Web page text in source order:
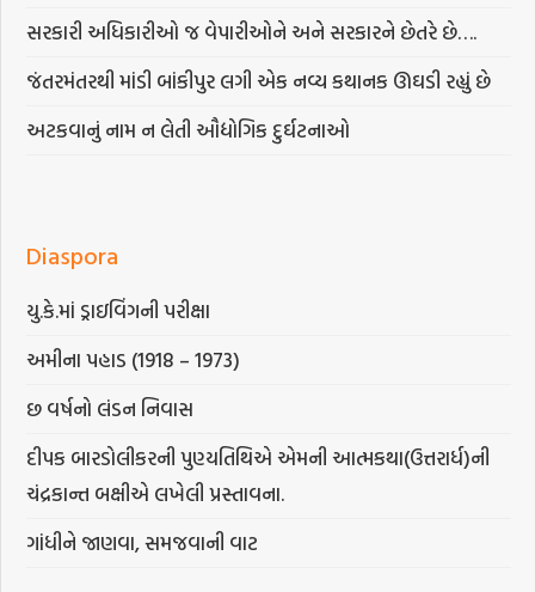
સરકારી અધિકારીઓ જ વેપારીઓને અને સરકારને છેતરે છે….
જંતરમંતરથી માંડી બાંકીપુર લગી એક નવ્ય કથાનક ઊઘડી રહ્યું છે
અટકવાનું નામ ન લેતી ઔદ્યોગિક દુર્ઘટનાઓ
Diaspora
યુ.કે.માં ડ્રાઇવિંગની પરીક્ષા
અમીના પહાડ (1918 – 1973)
છ વર્ષનો લંડન નિવાસ
દીપક બારડોલીકરની પુણ્યતિથિએ એમની આત્મકથા(ઉત્તરાર્ધ)ની
ચંદ્રકાન્ત બક્ષીએ લખેલી પ્રસ્તાવના.
ગાંધીને જાણવા, સમજવાની વાટ